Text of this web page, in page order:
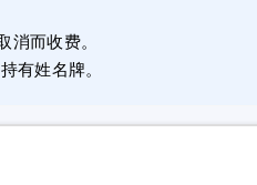
消而收费。
有姓名牌。